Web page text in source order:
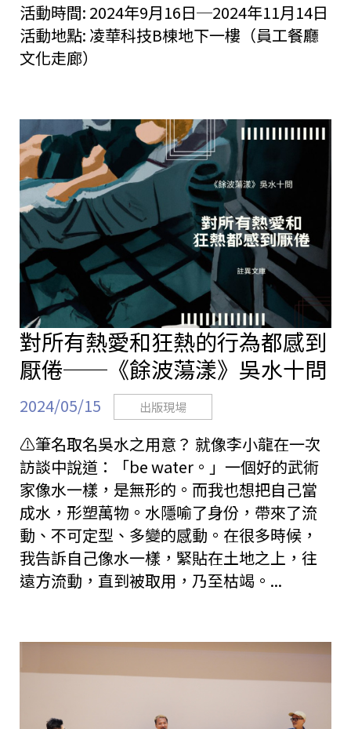
活動時間: 2024年9月16日─2024年11月14日
活動地點: 凌華科技B棟地下一樓（員工餐廳
文化走廊）
對所有熱愛和狂熱的行為都感到
厭倦──《餘波蕩漾》吳水十問
2024/05/15 出版現場
⚠︎筆名取名吳水之用意？ 就像李小龍在一次
訪談中說道：「be water。」一個好的武術
家像水一樣，是無形的。而我也想把自己當
成水，形塑萬物。水隱喻了身份，帶來了流
動、不可定型、多變的感動。在很多時候，
我告訴自己像水一樣，緊貼在土地之上，往
遠方流動，直到被取用，乃至枯竭。...